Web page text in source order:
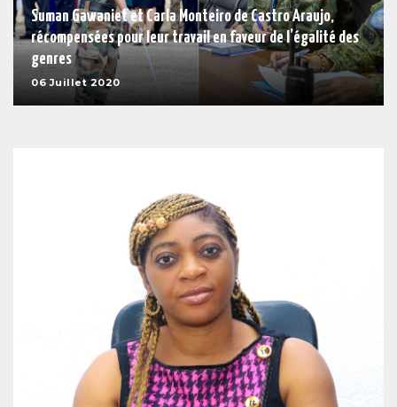
Suman Gawaniet et Carla Monteiro de Castro Araujo,
récompensées pour leur travail en faveur de l’égalité des
genres
06 Juillet 2020